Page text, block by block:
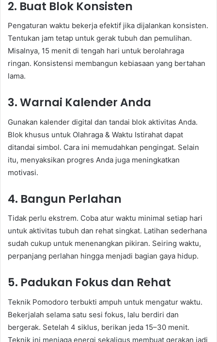
2. Buat Blok Konsisten
Pengaturan waktu bekerja efektif jika dijalankan konsisten.
Tentukan jam tetap untuk gerak tubuh dan pemulihan.
Misalnya, 15 menit di tengah hari untuk berolahraga
ringan. Konsistensi membangun kebiasaan yang bertahan
lama.
3. Warnai Kalender Anda
Gunakan kalender digital dan tandai blok aktivitas Anda.
Blok khusus untuk Olahraga & Waktu Istirahat dapat
ditandai simbol. Cara ini memudahkan pengingat. Selain
itu, menyaksikan progres Anda juga meningkatkan
motivasi.
4. Bangun Perlahan
Tidak perlu ekstrem. Coba atur waktu minimal setiap hari
untuk aktivitas tubuh dan rehat singkat. Latihan sederhana
sudah cukup untuk menenangkan pikiran. Seiring waktu,
perpanjang perlahan hingga menjadi bagian gaya hidup.
5. Padukan Fokus dan Rehat
Teknik Pomodoro terbukti ampuh untuk mengatur waktu.
Bekerjalah selama satu sesi fokus, lalu berdiri dan
bergerak. Setelah 4 siklus, berikan jeda 15–30 menit.
Teknik ini menjaga energi sekaligus membuat gerakan jadi